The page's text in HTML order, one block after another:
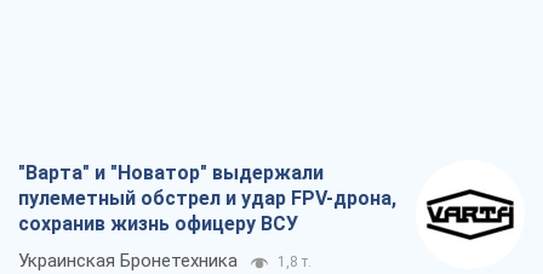
"Варта" и "Новатор" выдержали
пулеметный обстрел и удар FPV-дрона,
сохранив жизнь офицеру ВСУ
Украинская Бронетехника 1,8 т.